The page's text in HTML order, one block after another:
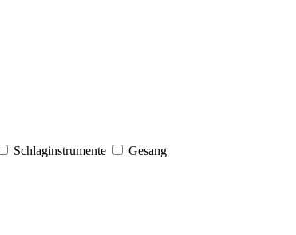
Schlaginstrumente
Gesang